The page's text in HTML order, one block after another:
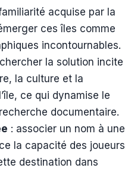
acquise par la
ces îles comme
incontournables.
la solution incite
la culture et la
ce qui dynamise le
documentaire.
: associer un nom à une
la capacité des joueurs
destination dans